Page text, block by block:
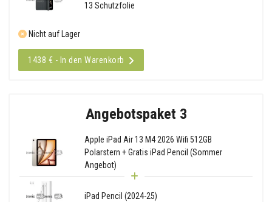
13 Schutzfolie
Nicht auf Lager
1438 € - In den Warenkorb
Angebotspaket 3
Apple iPad Air 13 M4 2026 Wifi 512GB
Polarstern + Gratis iPad Pencil (Sommer
Angebot)
iPad Pencil (2024-25)